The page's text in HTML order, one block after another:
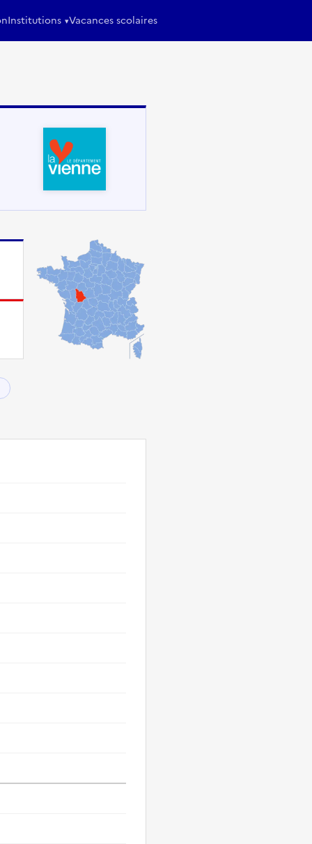
Institutions Vacances scolaires